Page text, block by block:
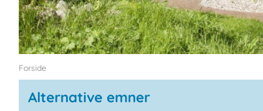
Forside
Alternative emner